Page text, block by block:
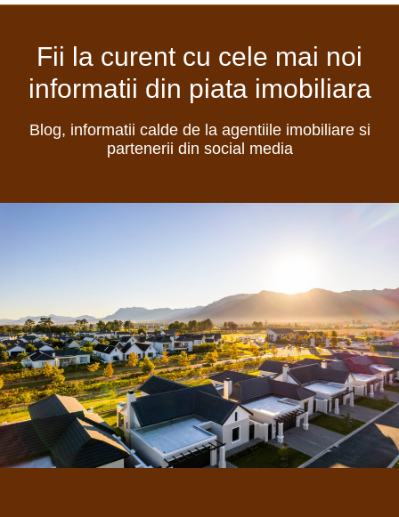
Fii la curent cu cele mai noi
informatii din piata imobiliara
Blog, informatii calde de la agentiile imobiliare si
partenerii din social media